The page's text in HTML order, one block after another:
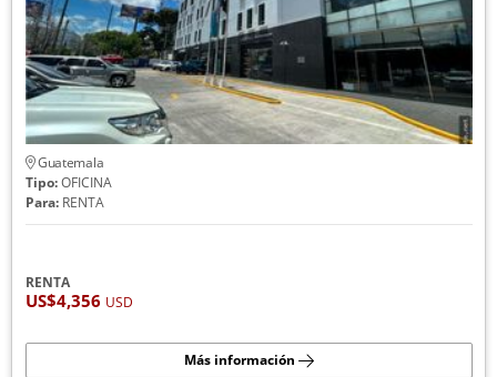
Guatemala
Tipo:OFICINA
Para:RENTA
RENTA
US$4,356 USD
Más información